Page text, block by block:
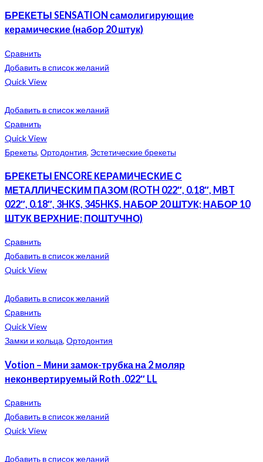
БРЕКЕТЫ SENSATION самолигирующие
керамические (набор 20 штук)
Сравнить
Добавить в список желаний
Quick View
Добавить в список желаний
Сравнить
Quick View
Брекеты, Ортодонтия, Эстетические брекеты
БРЕКЕТЫ ENCORE КЕРАМИЧЕСКИЕ С
МЕТАЛЛИЧЕСКИМ ПАЗОМ (ROTH 022″, 0.18″, MBT
022″, 0.18″, 3HKS, 345HKS, НАБОР 20 ШТУК; НАБОР 10
ШТУК ВЕРХНИЕ; ПОШТУЧНО)
Сравнить
Добавить в список желаний
Quick View
Добавить в список желаний
Сравнить
Quick View
Замки и кольца, Ортодонтия
Votion – Мини замок-трубка на 2 моляр
неконвертируемый Roth .022″ LL
Сравнить
Добавить в список желаний
Quick View
Добавить в список желаний